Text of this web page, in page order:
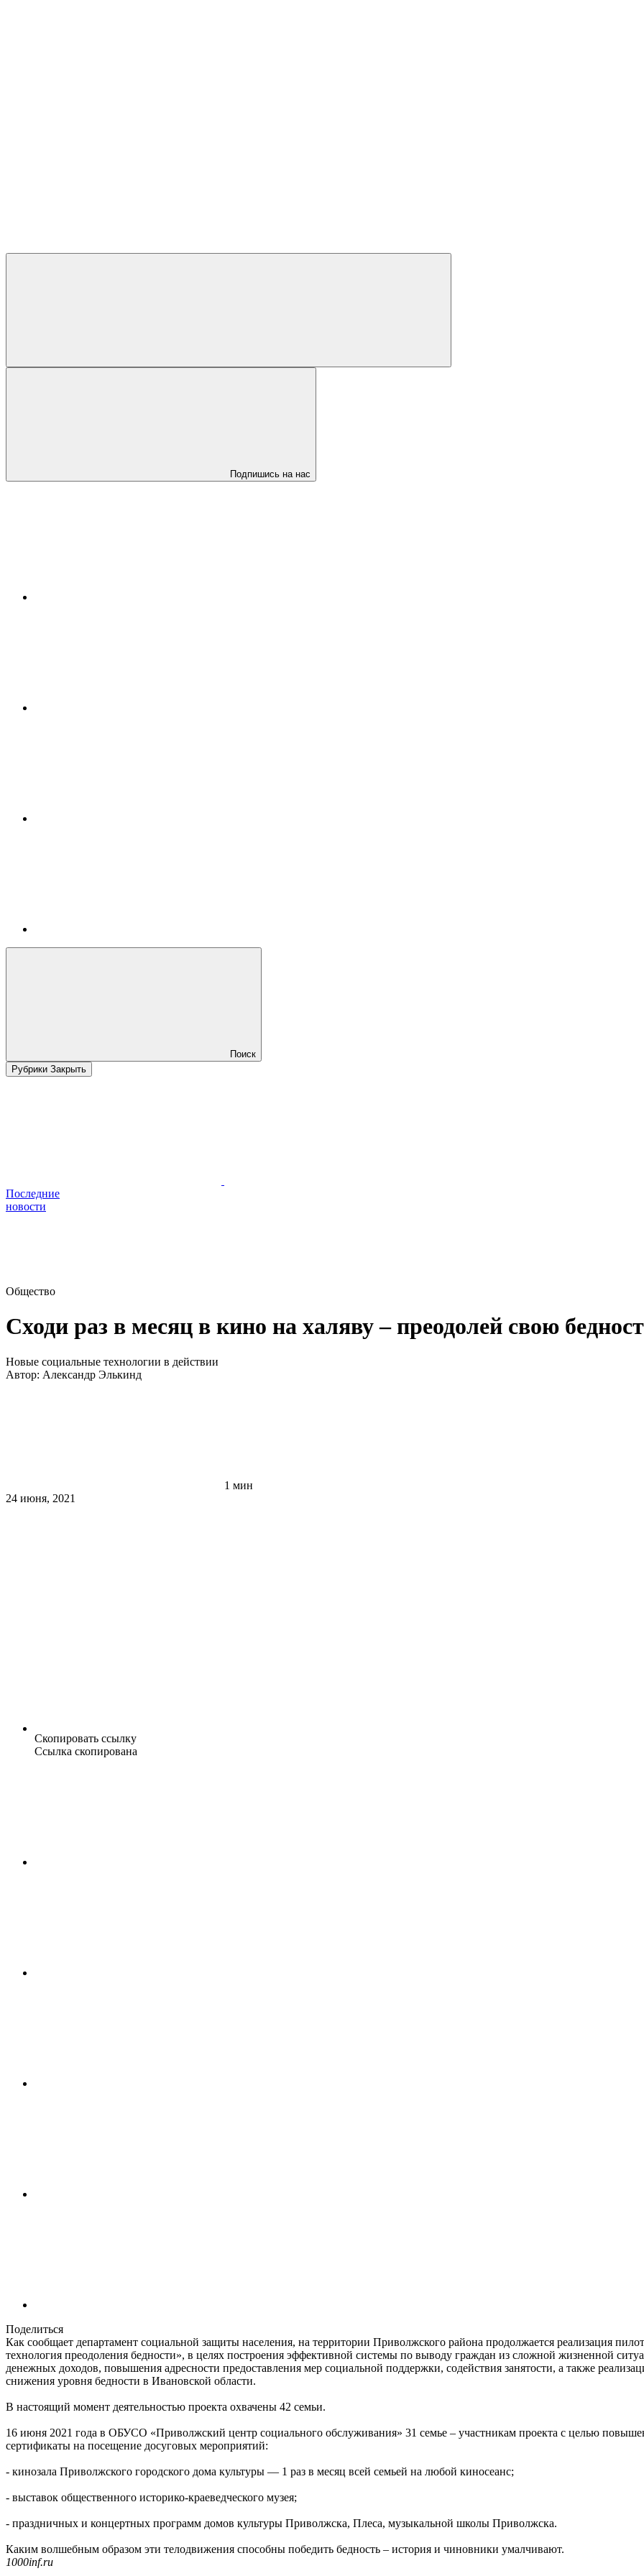
Подпишись на нас
Поиск
Рубрики Закрыть
Последние
новости
Общество
Сходи раз в месяц в кино на халяву – преодолей свою
Новые социальные технологии в действии
Автор: Александр Элькинд
1 мин
24 июня, 2021
Скопировать ссылку
Ссылка скопирована
Поделиться
Как сообщает департамент социальной защиты населения, на территории Приволжского района продолжается реализация
технология преодоления бедности», в целях построения эффективной системы по выводу граждан из сложной жизненной
денежных доходов, повышения адресности предоставления мер социальной поддержки, содействия занятости, а также
снижения уровня бедности в Ивановской области.
В настоящий момент деятельностью проекта охвачены 42 семьи.
16 июня 2021 года в ОБУСО «Приволжский центр социального обслуживания» 31 семье – участникам проекта с целью
сертификаты на посещение досуговых мероприятий:
- кинозала Приволжского городского дома культуры — 1 раз в месяц всей семьей на любой киносеанс;
- выставок общественного историко-краеведческого музея;
- праздничных и концертных программ домов культуры Приволжска, Плеса, музыкальной школы Приволжска.
Каким волшебным образом эти телодвижения способны победить бедность – история и чиновники умалчивают.
1000inf.ru